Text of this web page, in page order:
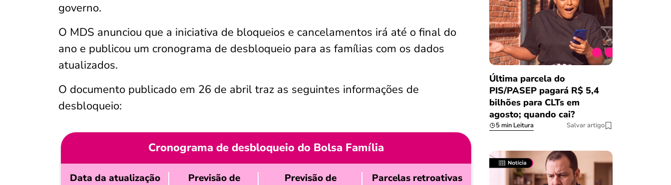
governo.
O MDS anunciou que a iniciativa de bloqueios e cancelamentos irá até o final do
ano e publicou um cronograma de desbloqueio para as famílias com os dados
atualizados.
O documento publicado em 26 de abril traz as seguintes informações de
desbloqueio:
Cronograma de desbloqueio do Bolsa Família
Data da atualização
Previsão de
Previsão de
Parcelas retroativas
Última parcela do
PIS/PASEP pagará R$ 5,4
bilhões para CLTs em
agosto; quando cai?
5 min Leitura Salvar artigo